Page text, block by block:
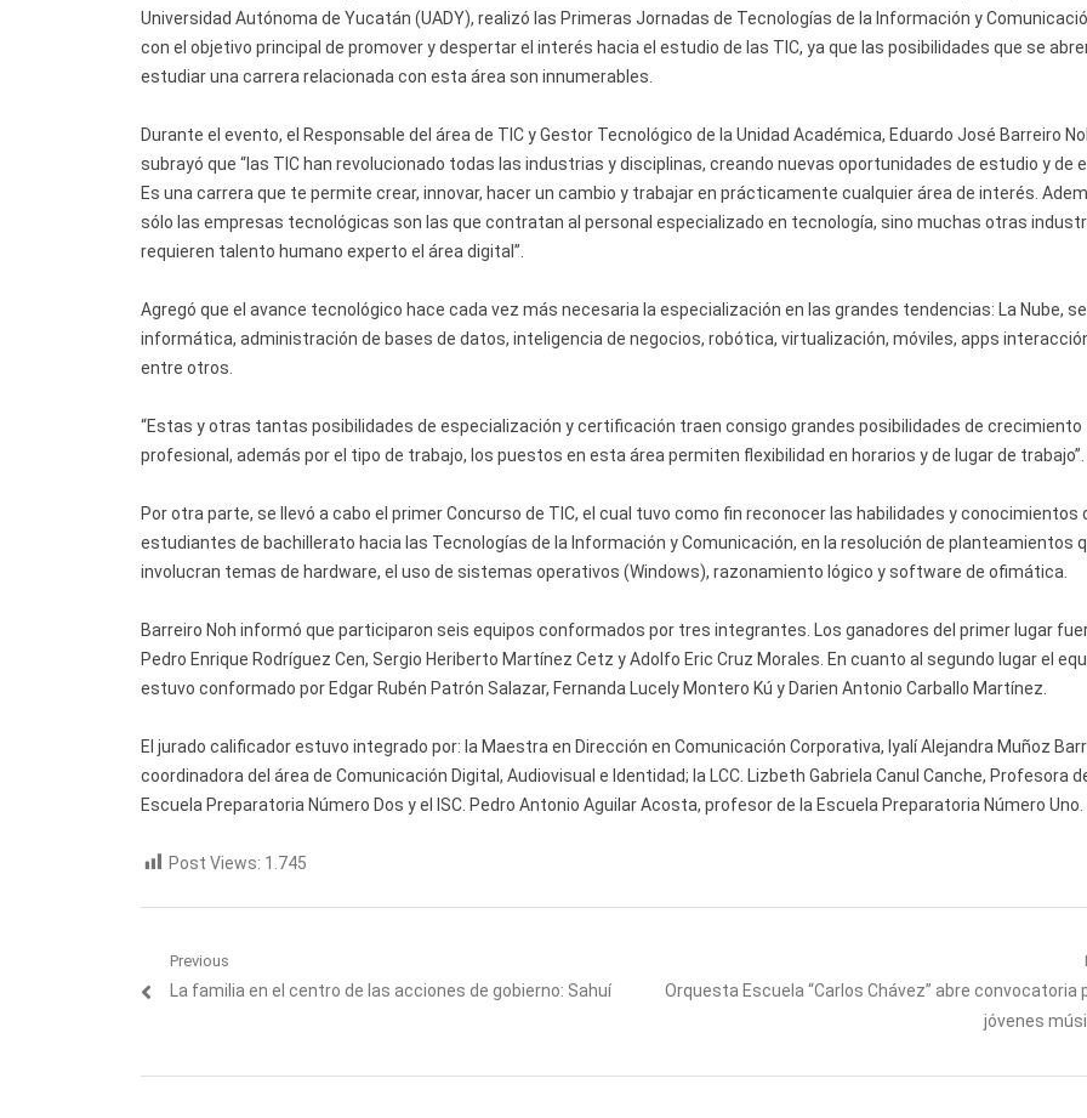
Universidad Autónoma de Yucatán (UADY), realizó las Primeras Jornadas de Tecnologías de la Información y
con el objetivo principal de promover y despertar el interés hacia el estudio de las TIC, ya que las posibilidades que se
estudiar una carrera relacionada con esta área son innumerables.
Durante el evento, el Responsable del área de TIC y Gestor Tecnológico de la Unidad Académica, Eduardo José Barreiro
subrayó que “las TIC han revolucionado todas las industrias y disciplinas, creando nuevas oportunidades de estudio y de
Es una carrera que te permite crear, innovar, hacer un cambio y trabajar en prácticamente cualquier área de interés.
sólo las empresas tecnológicas son las que contratan al personal especializado en tecnología, sino muchas otras
requieren talento humano experto el área digital”.
Agregó que el avance tecnológico hace cada vez más necesaria la especialización en las grandes tendencias: La Nube,
informática, administración de bases de datos, inteligencia de negocios, robótica, virtualización, móviles, apps
entre otros.
“Estas y otras tantas posibilidades de especialización y certificación traen consigo grandes posibilidades de crecimiento
profesional, además por el tipo de trabajo, los puestos en esta área permiten flexibilidad en horarios y de lugar de trabajo”.
Por otra parte, se llevó a cabo el primer Concurso de TIC, el cual tuvo como fin reconocer las habilidades y conocimientos
estudiantes de bachillerato hacia las Tecnologías de la Información y Comunicación, en la resolución de planteamientos
involucran temas de hardware, el uso de sistemas operativos (Windows), razonamiento lógico y software de ofimática.
Barreiro Noh informó que participaron seis equipos conformados por tres integrantes. Los ganadores del primer lugar
Pedro Enrique Rodríguez Cen, Sergio Heriberto Martínez Cetz y Adolfo Eric Cruz Morales. En cuanto al segundo lugar el
estuvo conformado por Edgar Rubén Patrón Salazar, Fernanda Lucely Montero Kú y Darien Antonio Carballo Martínez.
El jurado calificador estuvo integrado por: la Maestra en Dirección en Comunicación Corporativa, Iyalí Alejandra Muñoz
coordinadora del área de Comunicación Digital, Audiovisual e Identidad; la LCC. Lizbeth Gabriela Canul Canche, Profesora
Escuela Preparatoria Número Dos y el ISC. Pedro Antonio Aguilar Acosta, profesor de la Escuela Preparatoria Número Uno.
Post Views: 1.745
Navegación
Previous
Previous
La familia en el centro de las acciones de gobierno: Sahuí
Next
Orquesta Escuela “Carlos Chávez” abre convocatoria
jóvenes